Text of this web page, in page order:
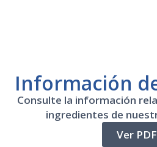
Información
Consulte la información
ingredientes de
Ver PDF